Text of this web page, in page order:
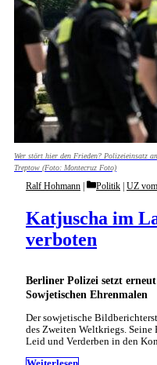
Wer stört hier den Frieden? Polizeieinsatz
Treptow (Foto: Montecruz Foto)
Berliner Polizei setzt
Sowjetischen Ehrenmalen
Katjuscha im
verboten
Ralf Hohmann Categories
Politik UZ
Der sowjetische
des Zweiten Weltkriegs. Seine
Leid und Verderben in den